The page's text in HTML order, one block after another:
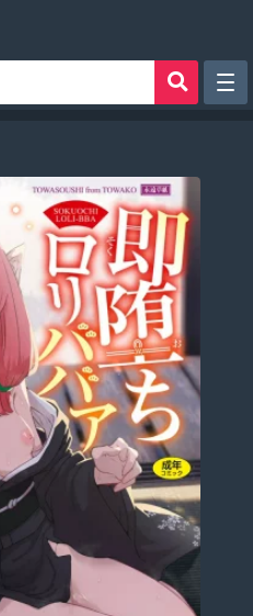
Авторы
хентай
манги
Sign in
Register